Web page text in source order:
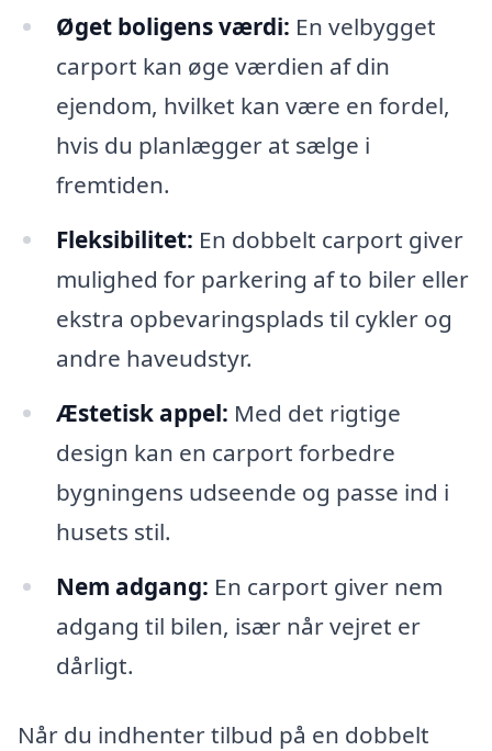
Øget boligens værdi: En velbygget
carport kan øge værdien af din
ejendom, hvilket kan være en fordel,
hvis du planlægger at sælge i
fremtiden.
Fleksibilitet: En dobbelt carport giver
mulighed for parkering af to biler eller
ekstra opbevaringsplads til cykler og
andre haveudstyr.
Æstetisk appel: Med det rigtige
design kan en carport forbedre
bygningens udseende og passe ind i
husets stil.
Nem adgang: En carport giver nem
adgang til bilen, især når vejret er
dårligt.
Når du indhenter tilbud på en dobbelt